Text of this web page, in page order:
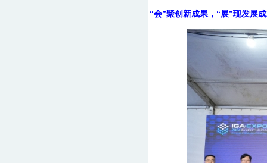
“会”聚创新成果，“展”现发展